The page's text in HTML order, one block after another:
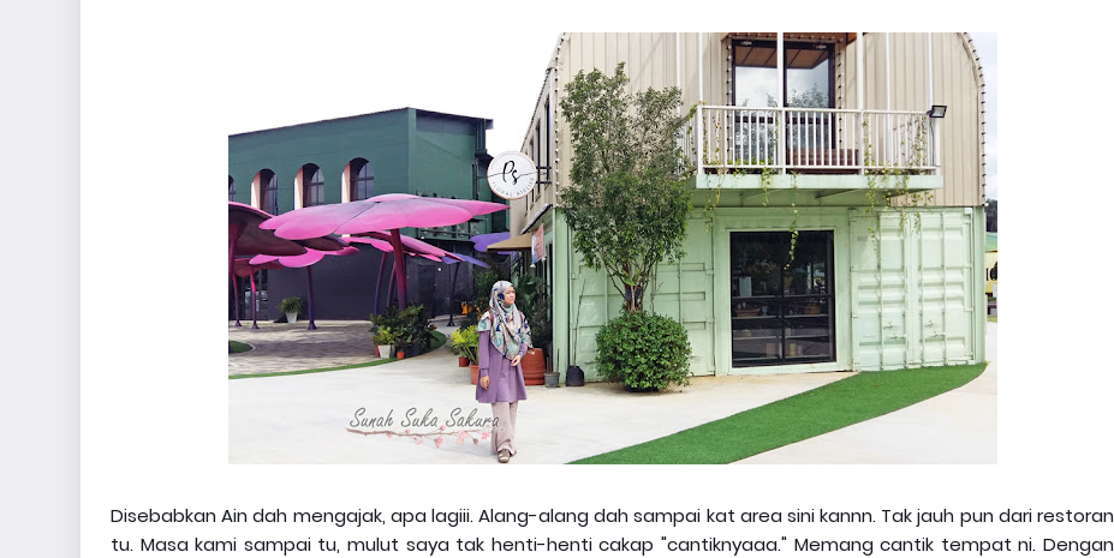
Disebabkan Ain dah mengajak, apa lagiii. Alang-alang dah sampai kat area sini kannn. Tak jauh pun dari restoran
tu. Masa kami sampai tu, mulut saya tak henti-henti cakap "cantiknyaaa." Memang cantik tempat ni. Dengan